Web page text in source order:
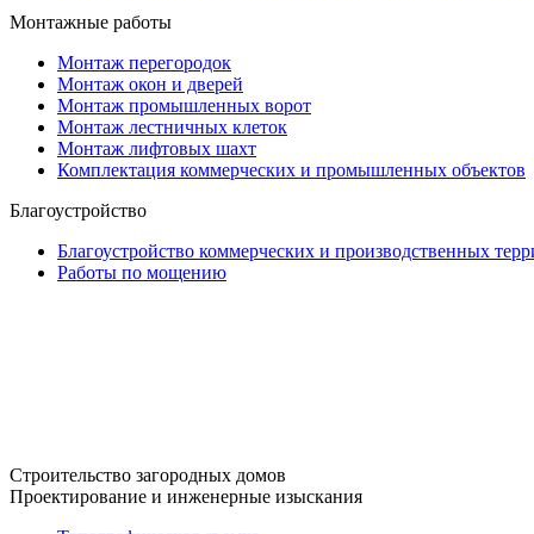
Монтажные работы
Монтаж перегородок
Монтаж окон и дверей
Монтаж промышленных ворот
Монтаж лестничных клеток
Монтаж лифтовых шахт
Комплектация коммерческих и промышленных объектов
Благоустройство
Благоустройство коммерческих и производственных
Работы по мощению
Строительство загородных домов
Проектирование и инженерные изыскания